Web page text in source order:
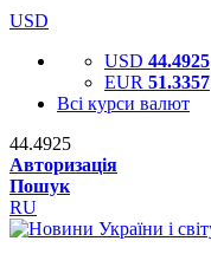
USD
USD 44.4925
EUR 51.3357
Всі курси валют
44.4925
Авторизація
Пошук
RU